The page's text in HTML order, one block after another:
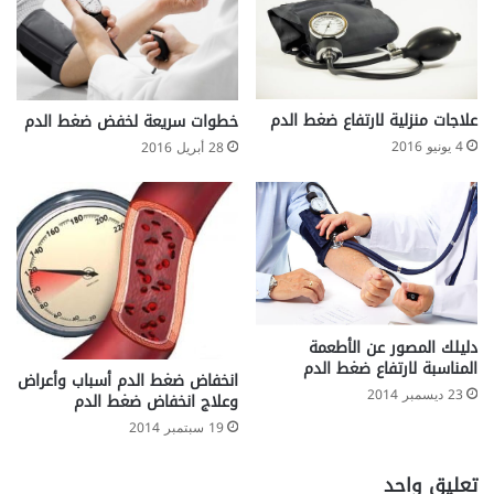
علاجات منزلية لارتفاع ضغط الدم
4 يونيو 2016
خطوات سريعة لخفض ضغط الدم
28 أبريل 2016
دليلك المصور عن الأطعمة
المناسبة لارتفاع ضغط الدم
23 ديسمبر 2014 انخفاض ضغط الدم أسباب وأعراض
وعلاج انخفاض ضغط الدم
19 سبتمبر 2014
تعليق واحد